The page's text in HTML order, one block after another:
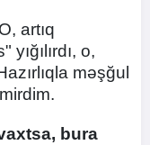
artıq
o,
məşğul
bura